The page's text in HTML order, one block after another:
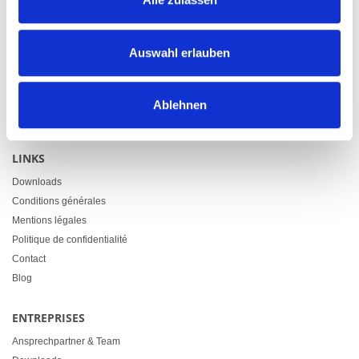
Auswahl erlauben
Ablehnen
CONTACT
9500 Wil
LINKS
Downloads
Conditions générales
Mentions légales
Politique de confidentialité
Contact
Blog
ENTREPRISES
Ansprechpartner & Team